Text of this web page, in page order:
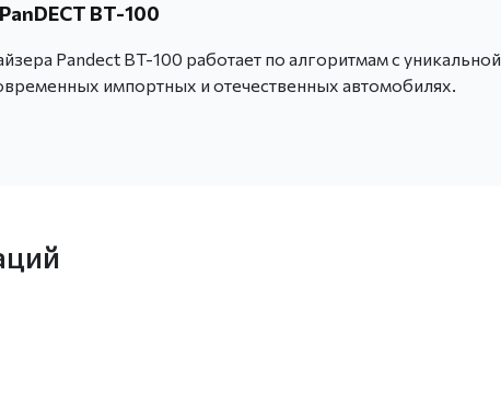
BT-100
Pandect BT-100 работает по алгоритмам с уникальной
импортных и отечественных автомобилях.